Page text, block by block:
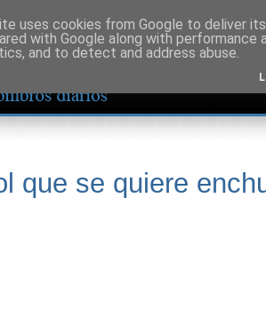
que se quiere
uses cookies from Google to deliver
with Google along with
and to detect and address abuse.